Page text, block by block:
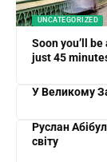
UNCATEGORIZED
Soon you’ll
just 45
У Великому
Руслан
світу